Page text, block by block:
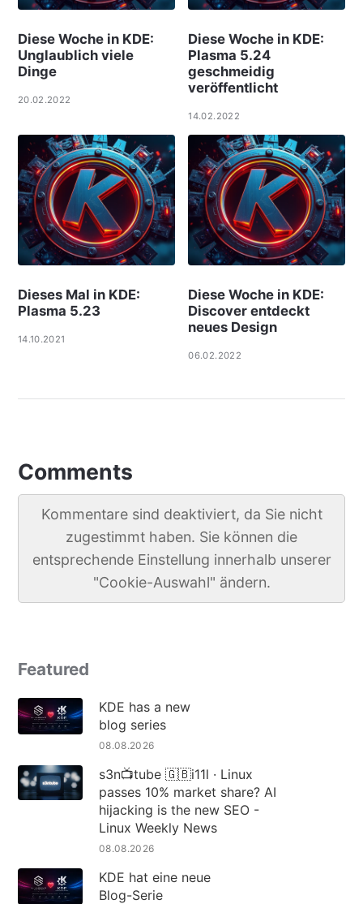
Diese Woche in KDE:
Unglaublich viele
Dinge
20.02.2022
Diese Woche in KDE:
Plasma 5.24
geschmeidig
veröffentlicht
14.02.2022
Dieses Mal in KDE:
Plasma 5.23
14.10.2021
Diese Woche in KDE:
Discover entdeckt
neues Design
06.02.2022
Comments
Kommentare sind deaktiviert, da Sie nicht
zugestimmt haben. Sie können die
entsprechende Einstellung innerhalb unserer
"Cookie-Auswahl" ändern.
Featured
KDE has a new
blog series
08.08.2026
s3n📺tube 🇬🇧i11l · Linux
passes 10% market share? AI
hijacking is the new SEO -
Linux Weekly News
08.08.2026
KDE hat eine neue
Blog-Serie